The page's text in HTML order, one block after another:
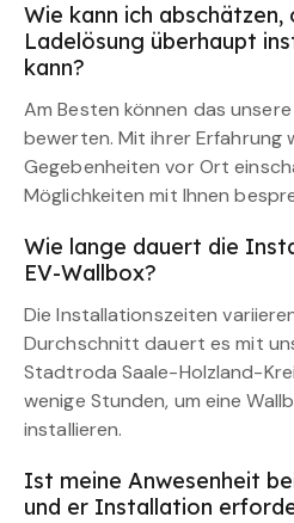
Wie kann ich abschätzen,
Ladelösung überhaupt
kann?
Am Besten können das
bewerten. Mit ihrer Erfahrung
Gegebenheiten vor Ort
Möglichkeiten mit Ihnen
Wie lange dauert die
EV-Wallbox?
Die Installationszeiten
Durchschnitt dauert es mit
Stadtroda Saale-Holzland-
wenige Stunden, um eine
installieren.
Ist meine Anwesenheit
und er Installation